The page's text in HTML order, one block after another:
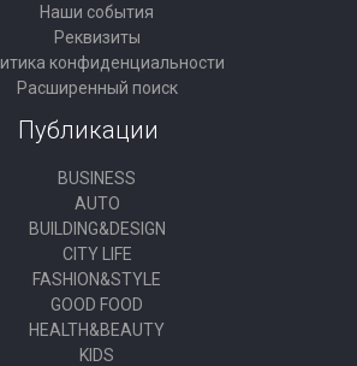
Наши события
Реквизиты
конфиденциальности
Расширенный поиск
Публикации
BUSINESS
AUTO
BUILDING&DESIGN
CITY LIFE
FASHION&STYLE
GOOD FOOD
HEALTH&BEAUTY
KIDS